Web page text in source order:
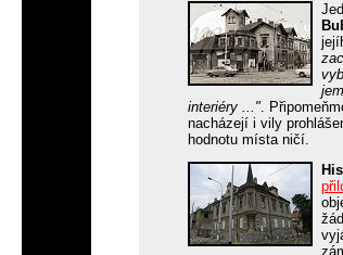
interiéry ...".
nacházejí i vily
hodnotu místa ničí.